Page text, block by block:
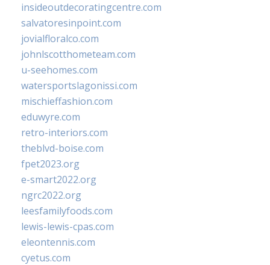
insideoutdecoratingcentre.com
salvatoresinpoint.com
jovialfloralco.com
johnlscotthometeam.com
u-seehomes.com
watersportslagonissi.com
mischieffashion.com
eduwyre.com
retro-interiors.com
theblvd-boise.com
fpet2023.org
e-smart2022.org
ngrc2022.org
leesfamilyfoods.com
lewis-lewis-cpas.com
eleontennis.com
cyetus.com